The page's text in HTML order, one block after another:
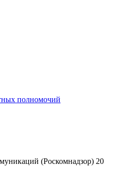
полномочий
(Роскомнадзор) 20